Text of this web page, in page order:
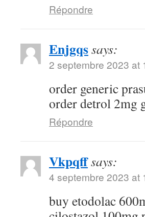
Répondre
Enjgqssays:
2 septembre 2023 at
order generic
order detrol 2mg
Répondre
Vkpqffsays:
4 septembre 2023 at
buy etodolac